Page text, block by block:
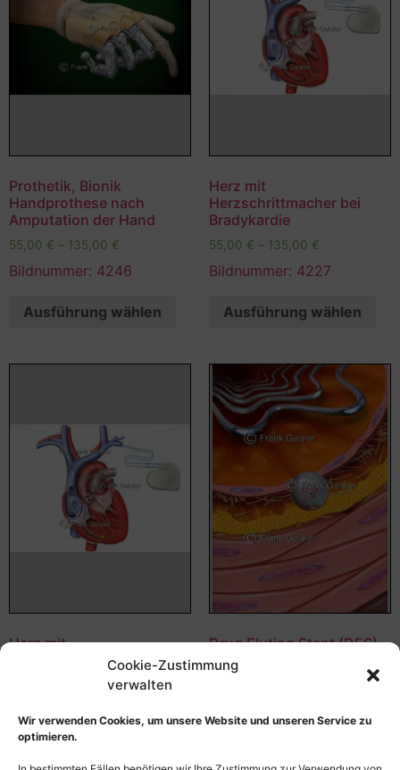
Cookie-Zustimmung
verwalten
Wir verwenden Cookies, um unsere Website und unseren Service zu
optimieren.
Prothetik, Bionik
Handprothese nach
Amputation der Hand
55,00 € – 135,00 €
Bildnummer: 4246
Ausführung wählen
Herz mit
Herzschrittmacher bei
Bradykardie
55,00 € – 135,00 €
Bildnummer: 4227
Ausführung wählen
Herz mit
Herzschrittmacher bei
Bildnummer: 4170
Drug Eluting Stent (DES)
mit zytostatischem
Medikament
Bildnummer: 4164